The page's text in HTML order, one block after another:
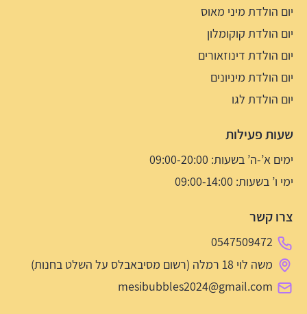
יום הולדת מיני מאוס
יום הולדת קוקומלון
יום הולדת דינוזאורים
יום הולדת מיניונים
יום הולדת לגו
שעות פעילות
ימים א’-ה’ בשעות: 09:00-20:00
ימי ו’ בשעות: 09:00-14:00
צרו קשר
0547509472
משה לוי 18 רמלה (רשום מסיבאבלס על השלט בחנות)
mesibubbles2024@gmail.com